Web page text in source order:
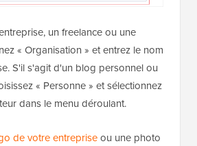
un freelance ou une
« Organisation » et entrez le nom
S'il s'agit d'un blog personnel ou
« Personne » et sélectionnez
dans le menu déroulant.
de votre entrepriseou une photo